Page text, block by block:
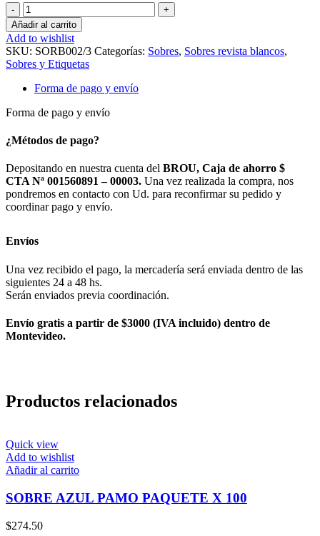
SOBRE
REVISTA
BLANCO
R.M.
23
X
31
PAQUETE
X
cantidad
Añadir al carrito
Add to wishlist
SKU: SORB002/3 Categorías: Sobres, Sobres revista blancos,
Sobres y Etiquetas
Forma de pago y envío
Forma de pago y envío
¿Métodos de pago?
Depositando en nuestra cuenta del BROU, Caja de ahorro $
CTA Nª 001560891 – 00003. Una vez realizada la compra, nos
pondremos en contacto con Ud. para reconfirmar su pedido y
coordinar pago y envío.
Envíos
Una vez recibido el pago, la mercadería será enviada dentro de las
siguientes 24 a 48 hs.
Serán enviados previa coordinación.
Envío gratis a partir de $3000 (IVA incluido) dentro de
Montevideo.
Productos relacionados
Quick view
Add to wishlist
Añadir al carrito
SOBRE AZUL PAMO PAQUETE X 100
$274.50